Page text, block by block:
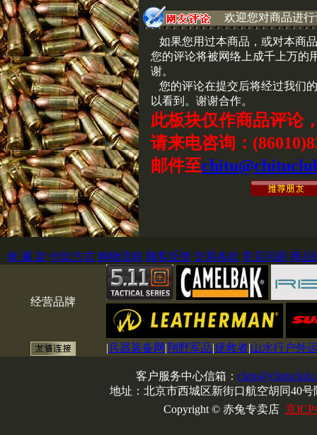
欢迎您对商品进
如果您用过本商品，或对本商
您的评论将被网络上成千上万的
谢。
您的评论在提交后将经过我们
以看到。谢谢合作。
此板块仅作商品评论
请来电咨询：
邮件至
收 藏 架 付款方式 购物流程 顾客反馈 交易条款 常见问题 商品
经营品牌
|兵器装备网 |翔野军品|拯救者|山水行户外
客户服务中心信箱：
地址：北京市西城区新街口航空胡同40
Copyright © 赤兔专卖店 京ICP